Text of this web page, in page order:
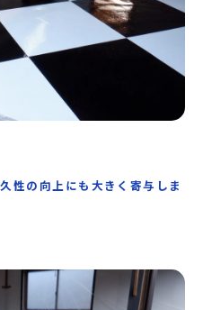
性の向上にも大きく寄与しま